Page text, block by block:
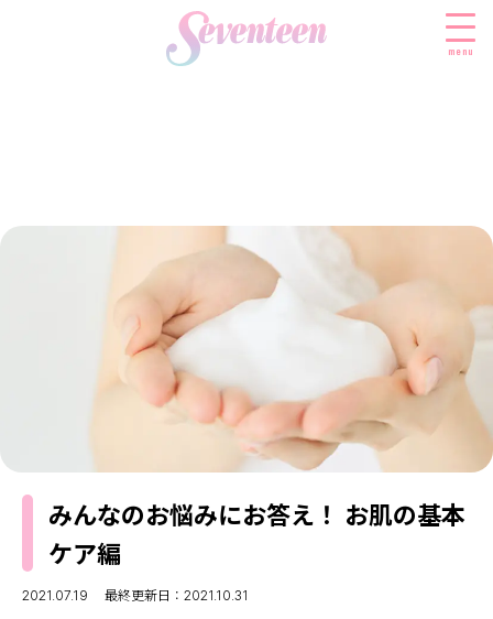
menu
FASHION
ファッションニュース
モデル私服
ビューティニュース
トレンドメイク
ベストコスメ
ヘアアレンジ・ヘアケア
ボディケア
スクールニュース
ENTERTAINMENT
エンタメニュース
LIFESTYLE
ライフスタイルニュース
JKランキング・アワード
モデルの購入品
おでかけ
MODELS
MODEL'S BLOG
TikTok
みんなのお悩みにお答え！ お肌の基本
ケア編
2021.07.19 最終更新日：2021.10.31